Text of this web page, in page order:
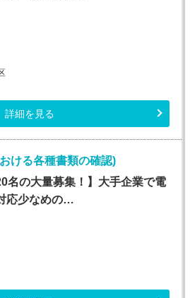
詳細を見る
ける各種書類の確認)
名の大量募集！】大手企業で電
応少なめの…